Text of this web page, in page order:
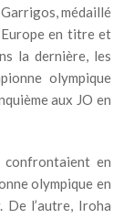
médaillé
en titre et
la dernière, les
olympique
aux JO en
en
olympique en
De l’autre, Iroha